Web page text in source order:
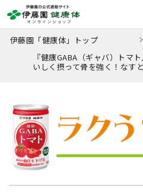
伊藤園「健康体」トップ
『健康GABA（ギャバ）トマ
いしく摂って骨を強く！なす